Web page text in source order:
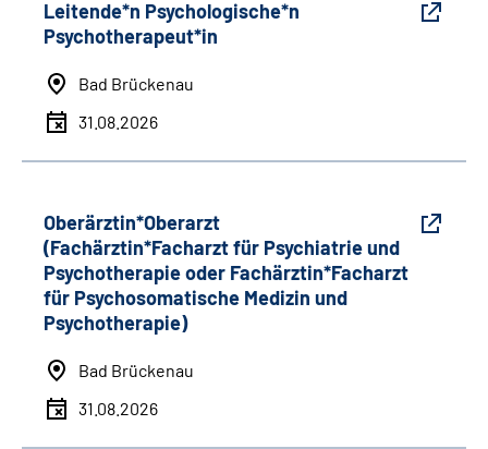
Leitende*n Psychologische*n
Psychotherapeut*in
Bad Brückenau
31.08.2026
Oberärztin*Oberarzt
(Fachärztin*Facharzt für Psychiatrie und
Psychotherapie oder Fachärztin*Facharzt
für Psychosomatische Medizin und
Psychotherapie)
Bad Brückenau
31.08.2026